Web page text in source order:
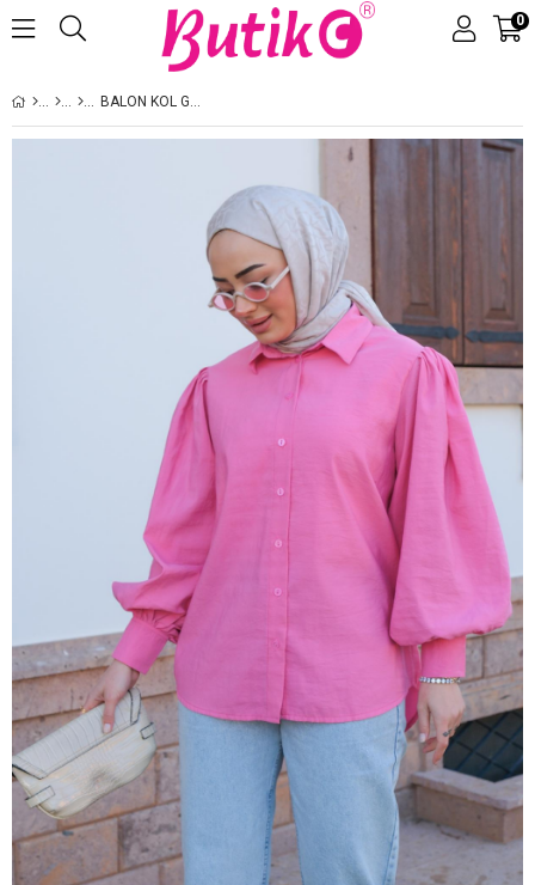
0
BALON KOL GÖMLEK PEMBE